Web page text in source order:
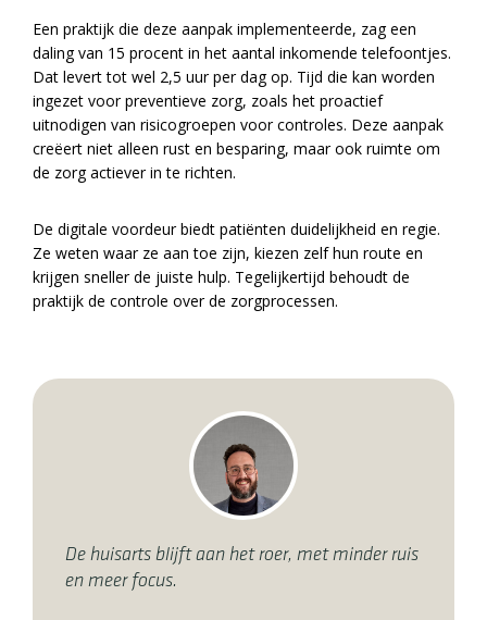
Een praktijk die deze aanpak implementeerde, zag een
daling van 15 procent in het aantal inkomende telefoontjes.
Dat levert tot wel 2,5 uur per dag op. Tijd die kan worden
ingezet voor preventieve zorg, zoals het proactief
uitnodigen van risicogroepen voor controles. Deze aanpak
creëert niet alleen rust en besparing, maar ook ruimte om
de zorg actiever in te richten.
De digitale voordeur biedt patiënten duidelijkheid en regie.
Ze weten waar ze aan toe zijn, kiezen zelf hun route en
krijgen sneller de juiste hulp. Tegelijkertijd behoudt de
praktijk de controle over de zorgprocessen.
De huisarts blijft aan het roer, met minder ruis
en meer focus.